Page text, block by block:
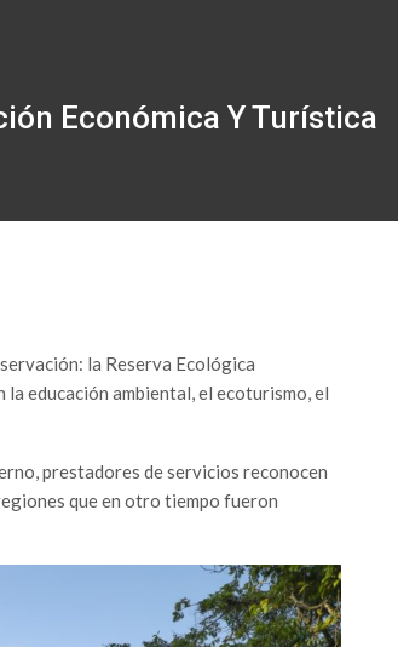
Económica Y Turística
la Reserva Ecológica
educación ambiental, el ecoturismo, el
prestadores de servicios reconocen
que en otro tiempo fueron